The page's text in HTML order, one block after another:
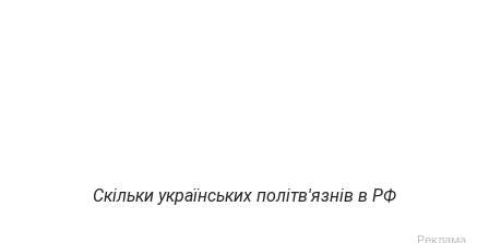
Скільки українських політв'язнів в РФ